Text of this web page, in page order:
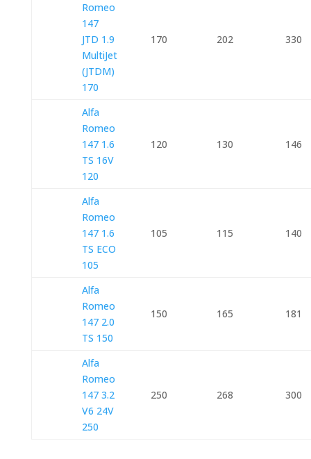
Romeo
147
JTD 1.9
MultiJet
(JTDM)
170
170 202 330
Alfa
Romeo
147 1.6
TS 16V
120
120 130 146
Alfa
Romeo
147 1.6
TS ECO
105
105 115 140
Alfa
Romeo
147 2.0
TS 150
150 165 181
Alfa
Romeo
147 3.2
V6 24V
250
250 268 300